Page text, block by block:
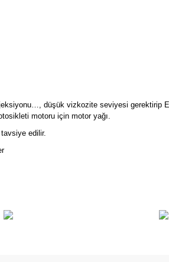
düşük vizkozite seviyesi gerektirip
motoru için motor yağı.
edilir.